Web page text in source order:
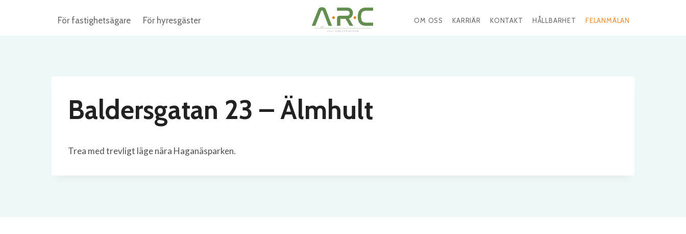
För fastighetsägare För hyresgäster OM OSS KARRIÄR KONTAKT HÅLLBARHET FELANMÄLAN
Baldersgatan 23 – Älmhult
Trea med trevligt läge nära Haganäsparken.